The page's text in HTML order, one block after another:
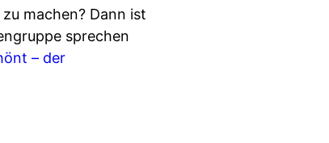
machen? Dann ist
sprechen
– der